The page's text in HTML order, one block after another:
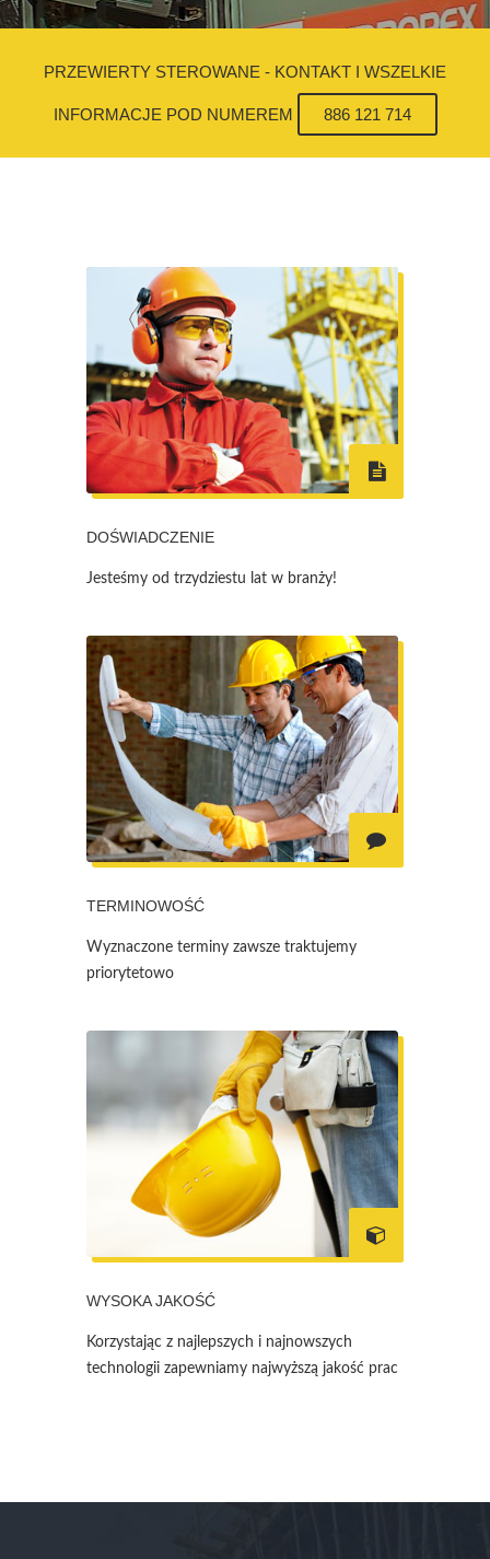
PRZEWIERTY STEROWANE - KONTAKT I WSZELKIE
INFORMACJE POD NUMEREM 886 121 714
DOŚWIADCZENIE
Jesteśmy od trzydziestu lat w branży!
TERMINOWOŚĆ
Wyznaczone terminy zawsze traktujemy
priorytetowo
WYSOKA JAKOŚĆ
Korzystając z najlepszych i najnowszych
technologii zapewniamy najwyższą jakość prac